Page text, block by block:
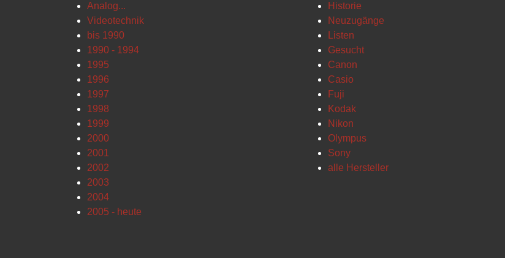
Analog...
Videotechnik
bis 1990
1990 - 1994
1995
1996
1997
1998
1999
2000
2001
2002
2003
2004
2005 - heute
Historie
Neuzugänge
Listen
Gesucht
Canon
Casio
Fuji
Kodak
Nikon
Olympus
Sony
alle Hersteller